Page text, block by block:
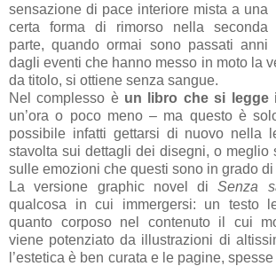
sensazione di pace interiore mista a una
certa forma di rimorso nella seconda
parte, quando ormai sono passati anni
dagli eventi che hanno messo in moto la
da titolo, si ottiene senza sangue.
Nel complesso è un libro che si legge
un’ora o poco meno – ma questo è
possibile infatti gettarsi di nuovo nella
stavolta sui dettagli dei disegni, o meglio
sulle emozioni che questi sono in grado di
La versione graphic novel diSenza
qualcosa in cui immergersi: un testo
quanto corposo nel contenuto il cui
viene potenziato da illustrazioni di
l’estetica è ben curata e le pagine,